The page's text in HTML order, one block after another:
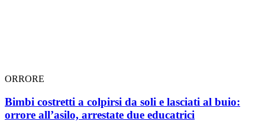
ORRORE
Bimbi costretti a colpirsi da soli e lasciati al buio:
orrore all’asilo, arrestate due educatrici